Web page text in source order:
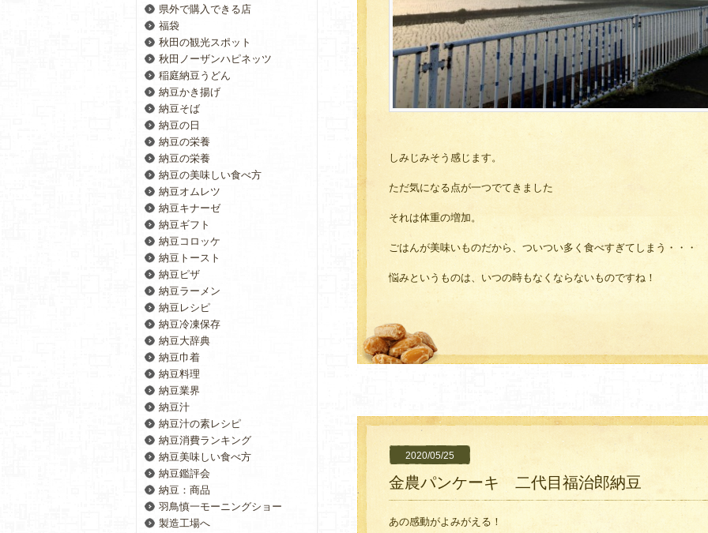
しみじみそう感じます。
ただ気になる点が一つでてきました
それは体重の増加。
ごはんが美味いものだから、ついつい多く食べすぎてしまう・・・
悩みというものは、いつの時もなくならないものですね！
2020/05/25
金農パンケーキ 二代目福治郎納豆
あの感動がよみがえる！
県外で購入できる店
福袋
秋田の観光スポット
秋田ノーザンハピネッツ
稲庭納豆うどん
納豆かき揚げ
納豆そば
納豆の日
納豆の栄養
納豆の栄養
納豆の美味しい食べ方
納豆オムレツ
納豆キナーゼ
納豆ギフト
納豆コロッケ
納豆トースト
納豆ピザ
納豆ラーメン
納豆レシピ
納豆冷凍保存
納豆大辞典
納豆巾着
納豆料理
納豆業界
納豆汁
納豆汁の素レシピ
納豆消費ランキング
納豆美味しい食べ方
納豆鑑評会
納豆：商品
羽鳥慎一モーニングショー
製造工場へ